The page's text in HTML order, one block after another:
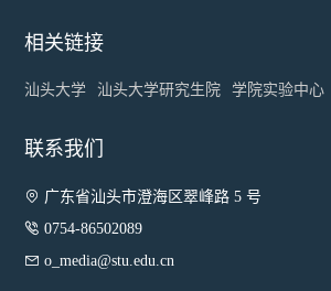
相关链接
汕头大学 汕头大学研究生院 学院实验中心
联系我们
 广东省汕头市澄海区翠峰路 5 号
 0754-86502089
 o_media@stu.edu.cn